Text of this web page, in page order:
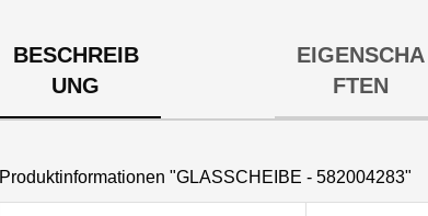
BESCHREIB
UNG
EIGENSCHA
FTEN
Produktinformationen "GLASSCHEIBE - 582004283"